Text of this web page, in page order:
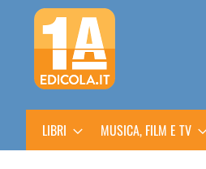
Salta
al
contenuto
LIBRI MUSICA, FILM E TV